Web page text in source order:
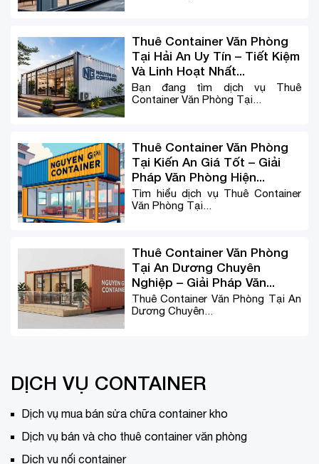
Thuê Container Văn Phòng
Tại Hải An Uy Tín – Tiết Kiệm
Và Linh Hoạt Nhất...
Bạn đang tìm dịch vụ Thuê
Container Văn Phòng Tại...
Thuê Container Văn Phòng
Tại Kiến An Giá Tốt – Giải
Pháp Văn Phòng Hiện...
Tìm hiểu dịch vụ Thuê Container
Văn Phòng Tại...
Thuê Container Văn Phòng
Tại An Dương Chuyên
Nghiệp – Giải Pháp Văn...
Thuê Container Văn Phòng Tại An
Dương Chuyên...
DỊCH VỤ CONTAINER
Dịch vụ mua bán sửa chữa container kho
Dịch vụ bán và cho thuê container văn phòng
Dịch vụ nối container